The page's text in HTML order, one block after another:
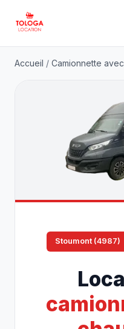
Accueil / Camionnette
Stoumont (4987)